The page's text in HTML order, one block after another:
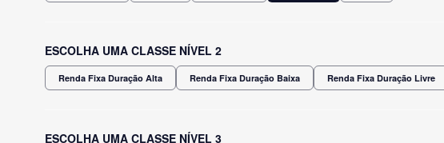
ESCOLHA UMA CLASSE NÍVEL 2
Renda Fixa Duração Alta Renda Fixa Duração Baixa Renda Fixa Duração Livre
ESCOLHA UMA CLASSE NÍVEL 3